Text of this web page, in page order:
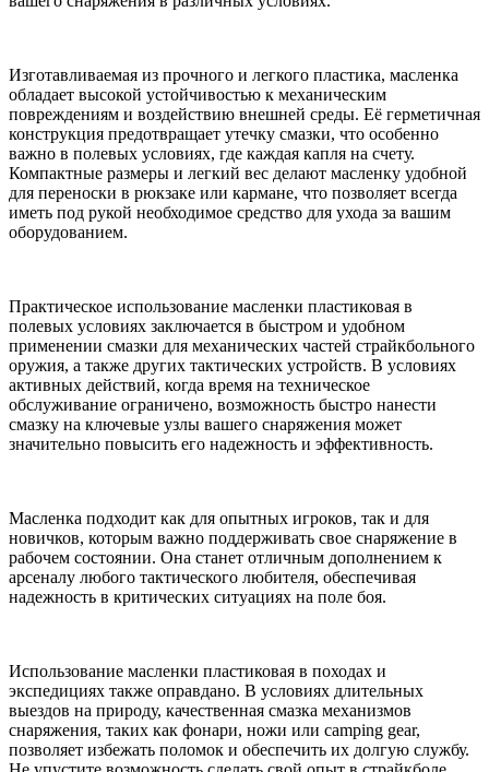
Изготавливаемая из прочного и легкого пластика, масленка
обладает высокой устойчивостью к механическим
повреждениям и воздействию внешней среды. Её герметичная
конструкция предотвращает утечку смазки, что особенно
важно в полевых условиях, где каждая капля на счету.
Компактные размеры и легкий вес делают масленку удобной
для переноски в рюкзаке или кармане, что позволяет всегда
иметь под рукой необходимое средство для ухода за вашим
оборудованием.
Практическое использование масленки пластиковая в
полевых условиях заключается в быстром и удобном
применении смазки для механических частей страйкбольного
оружия, а также других тактических устройств. В условиях
активных действий, когда время на техническое
обслуживание ограничено, возможность быстро нанести
смазку на ключевые узлы вашего снаряжения может
значительно повысить его надежность и эффективность.
Масленка подходит как для опытных игроков, так и для
новичков, которым важно поддерживать свое снаряжение в
рабочем состоянии. Она станет отличным дополнением к
арсеналу любого тактического любителя, обеспечивая
надежность в критических ситуациях на поле боя.
Использование масленки пластиковая в походах и
экспедициях также оправдано. В условиях длительных
выездов на природу, качественная смазка механизмов
снаряжения, таких как фонари, ножи или camping gear,
позволяет избежать поломок и обеспечить их долгую службу.